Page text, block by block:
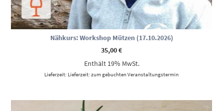
Nähkurs: Workshop Mützen (17.10.2026)
35,00€
Enthält 19% MwSt.
Lieferzeit: Lieferzeit: zum gebuchten Veranstaltungstermin